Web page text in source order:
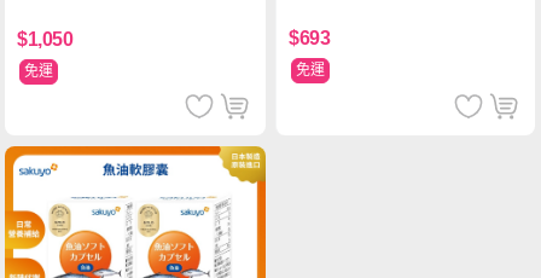
$1,050
免運
$693
免運